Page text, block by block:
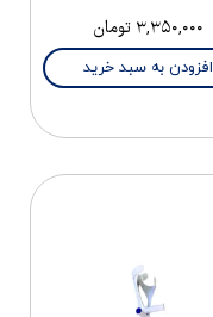
۳,۳۵۰,۰۰۰ تومان
افزودن به سبد خرید